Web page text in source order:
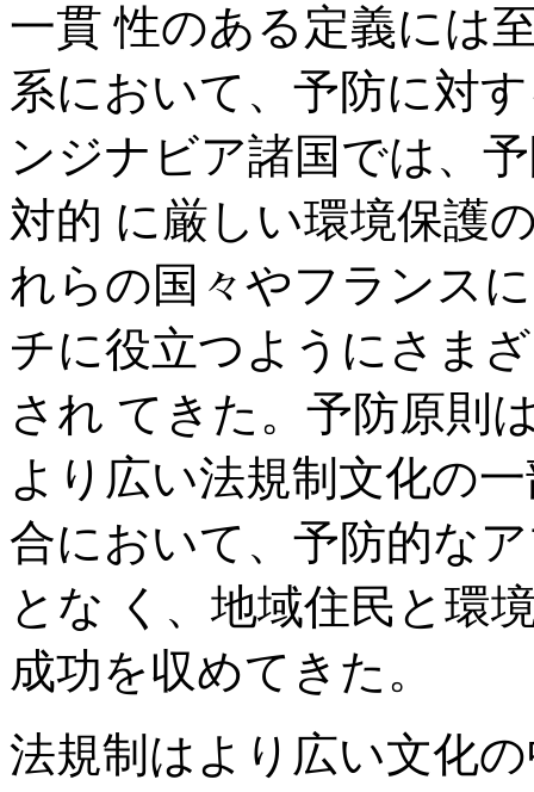
一貫 性のある定義には
系において、予防に対
ンジナビア諸国では、
対的 に厳しい環境保護
れらの国々やフランス
チに役立つようにさま
され てきた。予防原則
より広い法規制文化の
合において、予防的な
とな く、地域住民と環
成功を収めてきた。
法規制はより広い文化